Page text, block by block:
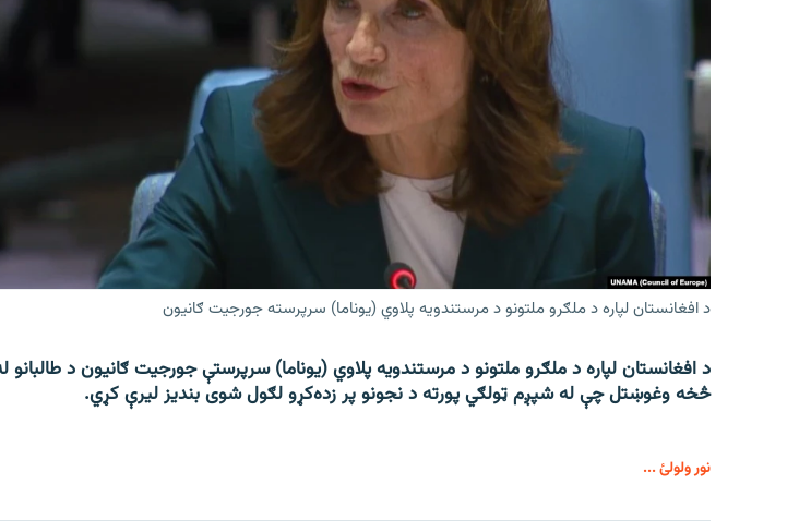
د افغانستان لپاره د ملګرو ملتونو د مرستندویه پلاوي (یوناما) سرپرسته جورجیت ګانیون
د افغانستان لپاره د ملګرو ملتونو د مرستندویه پلاوي (یوناما) سرپرستې جورجیت ګانیون د
څخه وغوښتل چې له شپږم ټولګي پورته د نجونو پر زده‌کړو لګول شوی بندیز لیرې کړي.
نور ولولئ ...